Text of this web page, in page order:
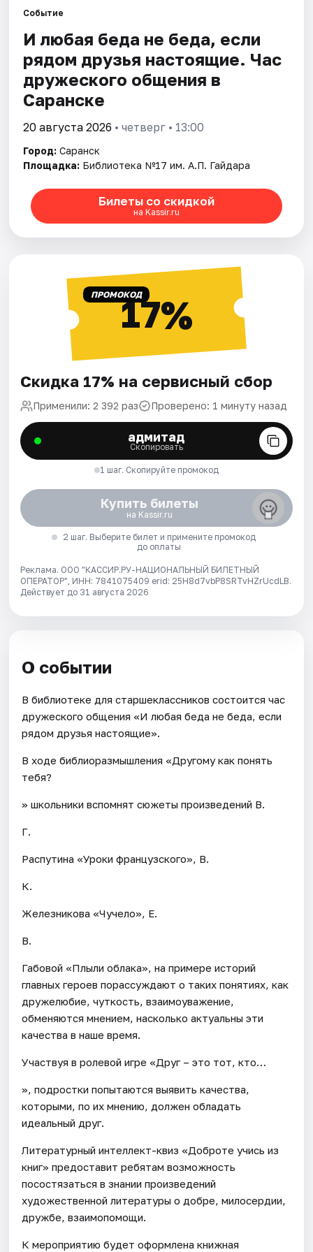
Артисты
Рейтинги
Событие
И любая беда не беда, если
рядом друзья настоящие. Час
дружеского общения в
Саранске
20 августа 2026 • четверг • 13:00
Город: Саранск
Площадка: Библиотека №17 им. А.П. Гайдара
Билеты со скидкой
на Kassir.ru
ПРОМОКОД17%
Скидка 17% на сервисный сбор
Применили: 2 392 раз Проверено: 1 минуту назад
адмитад
Скопировать
1 шаг. Скопируйте промокод
Купить билеты
на Kassir.ru
2 шаг. Выберите билет и примените промокод
до оплаты
Реклама. ООО "КАССИР.РУ-НАЦИОНАЛЬНЫЙ БИЛЕТНЫЙ
ОПЕРАТОР", ИНН: 7841075409 erid: 25H8d7vbP8SRTvHZrUcdLB.
Действует до 31 августа 2026
О событии
В библиотеке для старшеклассников состоится час
дружеского общения «И любая беда не беда, если
рядом друзья настоящие».
В ходе библиоразмышления «Другому как понять
тебя?
» школьники вспомнят сюжеты произведений В.
Г.
Распутина «Уроки французского», В.
К.
Железникова «Чучело», Е.
В.
Габовой «Плыли облака», на примере историй
главных героев порассуждают о таких понятиях, как
дружелюбие, чуткость, взаимоуважение,
обменяются мнением, насколько актуальны эти
качества в наше время.
Участвуя в ролевой игре «Друг – это тот, кто…
», подростки попытаются выявить качества,
которыми, по их мнению, должен обладать
идеальный друг.
Литературный интеллект-квиз «Доброте учись из
книг» предоставит ребятам возможность
посостязаться в знании произведений
художественной литературы о добре, милосердии,
дружбе, взаимопомощи.
К мероприятию будет оформлена книжная